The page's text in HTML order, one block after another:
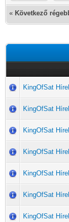
« Következő
KingOfSat
KingOfSat
KingOfSat
KingOfSat
KingOfSat
KingOfSat
KingOfSat